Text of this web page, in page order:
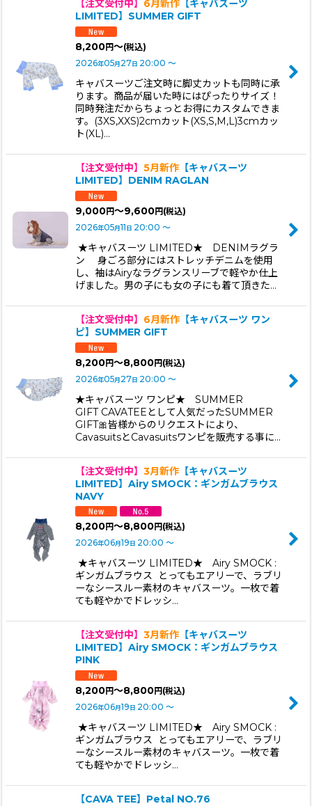
【注文受付中】 6月新作 【キャバスーツ
LIMITED】SUMMER GIFT
8,200円～(税込)
2026年05月27日 20:00 ～
キャバスーツご注文時に脚丈カットも同時に承
ります。商品が届いた時にはぴったりサイズ！
同時発注だからちょっとお得にカスタムできま
す。(3XS,XXS)2cmカット(XS,S,M,L)3cmカッ
ト(XL)…
【注文受付中】 5月新作 【キャバスーツ
LIMITED】DENIM RAGLAN
9,000円～9,600円 (税込)
2026年05月11日 20:00 ～
★キャバスーツ LIMITED★ DENIMラグラ
ン 身ごろ部分にはストレッチデニムを使用
し、袖はAiryなラグランスリーブで軽やか仕上
げました。男の子にも女の子にも着て頂きた…
【注文受付中】 6月新作 【キャバスーツ ワン
ピ】SUMMER GIFT
8,200円～8,800円(税込)
2026年05月27日 20:00 ～
★キャバスーツ ワンピ★ SUMMER
GIFT CAVATEEとして人気だったSUMMER
GIFT🎀皆様からのリクエストにより、
CavasuitsとCavasuitsワンピを販売する事に…
【注文受付中】 3月新作 【キャバスーツ
LIMITED】Airy SMOCK：ギンガムブラウス
NAVY
8,200円～8,800円 (税込)
2026年06月19日 20:00 ～
★キャバスーツ LIMITED★ Airy SMOCK :
ギンガムブラウス とってもエアリーで、ラブリ
ーなシースルー素材のキャバスーツ。一枚で着
ても軽やかでドレッシ…
【注文受付中】 3月新作 【キャバスーツ
LIMITED】Airy SMOCK：ギンガムブラウス
PINK
8,200円～8,800円 (税込)
2026年06月19日 20:00 ～
★キャバスーツ LIMITED★ Airy SMOCK :
ギンガムブラウス とってもエアリーで、ラブリ
ーなシースルー素材のキャバスーツ。一枚で着
ても軽やかでドレッシ…
【CAVA TEE】Petal NO.76